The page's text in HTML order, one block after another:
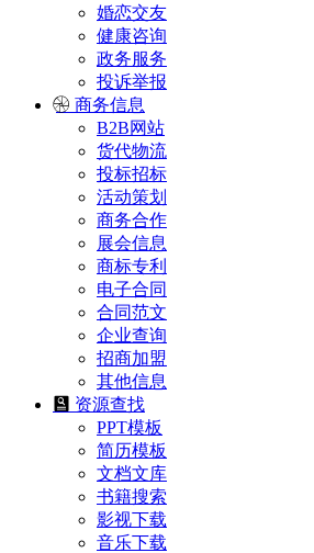
婚恋交友
健康咨询
政务服务
投诉举报
商务信息
B2B网站
货代物流
投标招标
活动策划
商务合作
展会信息
商标专利
电子合同
合同范文
企业查询
招商加盟
其他信息
资源查找
PPT模板
简历模板
文档文库
书籍搜索
影视下载
音乐下载